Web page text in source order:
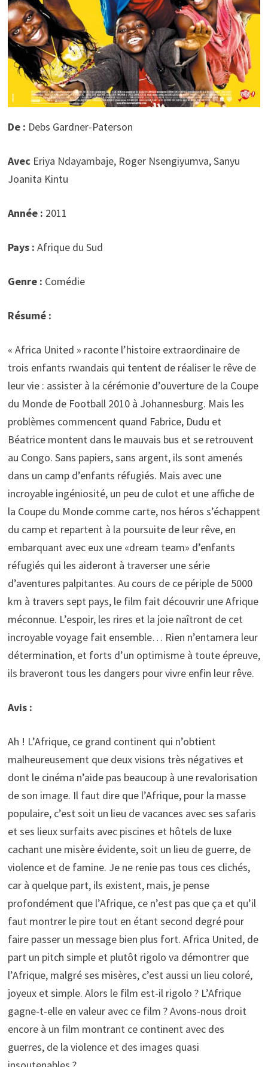
De : Debs Gardner-Paterson
Avec Eriya Ndayambaje, Roger Nsengiyumva, Sanyu
Joanita Kintu
Année : 2011
Pays : Afrique du Sud
Genre : Comédie
Résumé :
« Africa United » raconte l’histoire extraordinaire de
trois enfants rwandais qui tentent de réaliser le rêve de
leur vie : assister à la cérémonie d’ouverture de la Coupe
du Monde de Football 2010 à Johannesburg. Mais les
problèmes commencent quand Fabrice, Dudu et
Béatrice montent dans le mauvais bus et se retrouvent
au Congo. Sans papiers, sans argent, ils sont amenés
dans un camp d’enfants réfugiés. Mais avec une
incroyable ingéniosité, un peu de culot et une affiche de
la Coupe du Monde comme carte, nos héros s’échappent
du camp et repartent à la poursuite de leur rêve, en
embarquant avec eux une «dream team» d’enfants
réfugiés qui les aideront à traverser une série
d’aventures palpitantes. Au cours de ce périple de 5000
km à travers sept pays, le film fait découvrir une Afrique
méconnue. L’espoir, les rires et la joie naîtront de cet
incroyable voyage fait ensemble… Rien n’entamera leur
détermination, et forts d’un optimisme à toute épreuve,
ils braveront tous les dangers pour vivre enfin leur rêve.
Avis :
Ah ! L’Afrique, ce grand continent qui n’obtient
malheureusement que deux visions très négatives et
dont le cinéma n’aide pas beaucoup à une revalorisation
de son image. Il faut dire que l’Afrique, pour la masse
populaire, c’est soit un lieu de vacances avec ses safaris
et ses lieux surfaits avec piscines et hôtels de luxe
cachant une misère évidente, soit un lieu de guerre, de
violence et de famine. Je ne renie pas tous ces clichés,
car à quelque part, ils existent, mais, je pense
profondément que l’Afrique, ce n’est pas que ça et qu’il
faut montrer le pire tout en étant second degré pour
faire passer un message bien plus fort. Africa United, de
part un pitch simple et plutôt rigolo va démontrer que
l’Afrique, malgré ses misères, c’est aussi un lieu coloré,
joyeux et simple. Alors le film est-il rigolo ? L’Afrique
gagne-t-elle en valeur avec ce film ? Avons-nous droit
encore à un film montrant ce continent avec des
guerres, de la violence et des images quasi